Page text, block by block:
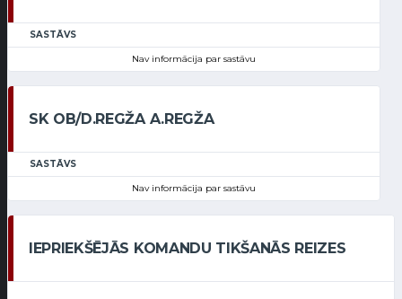
SASTĀVS
Nav informācija par sastāvu
SK OB/D.REGŽA A.REGŽA
SASTĀVS
Nav informācija par sastāvu
IEPRIEKŠĒJĀS KOMANDU TIKŠANĀS REIZES